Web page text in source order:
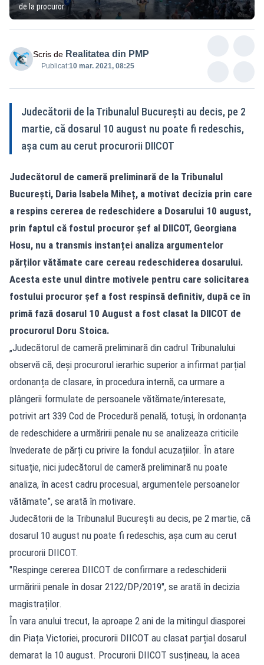
de la procuror
Scris de Realitatea din PMP
Publicat:10 mar. 2021, 08:25
Judecătorii de la Tribunalul București au decis, pe 2
martie, că dosarul 10 august nu poate fi redeschis,
așa cum au cerut procurorii DIICOT
Judecătorul de cameră preliminară de la Tribunalul
București, Daria Isabela Miheț, a motivat decizia prin care
a respins cererea de redeschidere a Dosarului 10 august,
prin faptul că fostul procuror șef al DIICOT, Georgiana
Hosu, nu a transmis instanței analiza argumentelor
părților vătămate care cereau redeschiderea dosarului.
Acesta este unul dintre motivele pentru care solicitarea
fostului procuror șef a fost respinsă definitiv, după ce în
primă fază dosarul 10 August a fost clasat la DIICOT de
procurorul Doru Stoica.
„Judecătorul de cameră preliminară din cadrul Tribunalului
observă că, deși procurorul ierarhic superior a infirmat parțial
ordonanța de clasare, în procedura internă, ca urmare a
plângerii formulate de persoanele vătămate/interesate,
potrivit art 339 Cod de Procedură penală, totuși, în ordonanța
de redeschidere a urmăririi penale nu se analizeaza criticile
învederate de părți cu privire la fondul acuzațiilor. În atare
situație, nici judecătorul de cameră preliminară nu poate
analiza, în acest cadru procesual, argumentele persoanelor
vătămate”, se arată în motivare.
Judecătorii de la Tribunalul București au decis, pe 2 martie, că
dosarul 10 august nu poate fi redeschis, așa cum au cerut
procurorii DIICOT.
"Respinge cererea DIICOT de confirmare a redeschiderii
urmăririi penale în dosar 2122/DP/2019", se arată în decizia
magistraților.
În vara anului trecut, la aproape 2 ani de la mitingul diasporei
din Piața Victoriei, procurorii DIICOT au clasat parțial dosarul
demarat la 10 august. Procurorii DIICOT susțineau, la acea